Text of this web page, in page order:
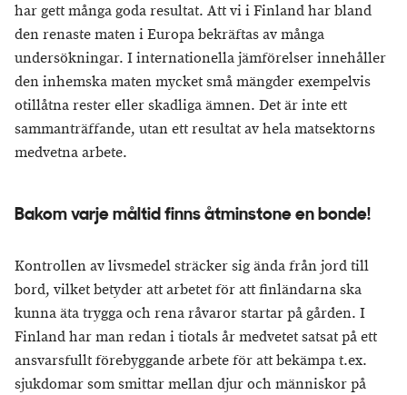
har gett många goda resultat. Att vi i Finland har bland
den renaste maten i Europa bekräftas av många
undersökningar. I internationella jämförelser innehåller
den inhemska maten mycket små mängder exempelvis
otillåtna rester eller skadliga ämnen. Det är inte ett
sammanträffande, utan ett resultat av hela matsektorns
medvetna arbete.
Bakom varje måltid finns åtminstone en bonde!
Kontrollen av livsmedel sträcker sig ända från jord till
bord, vilket betyder att arbetet för att finländarna ska
kunna äta trygga och rena råvaror startar på gården. I
Finland har man redan i tiotals år medvetet satsat på ett
ansvarsfullt förebyggande arbete för att bekämpa t.ex.
sjukdomar som smittar mellan djur och människor på